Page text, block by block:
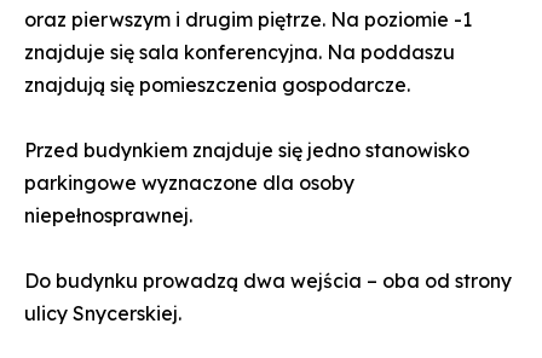
oraz pierwszym i drugim piętrze. Na poziomie -1
znajduje się sala konferencyjna. Na poddaszu
znajdują się pomieszczenia gospodarcze.
Przed budynkiem znajduje się jedno stanowisko
parkingowe wyznaczone dla osoby
niepełnosprawnej.
Do budynku prowadzą dwa wejścia – oba od strony
ulicy Snycerskiej.